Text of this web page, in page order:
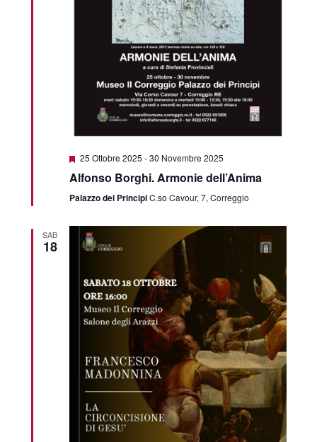
Featured
25 Ottobre 2025 -30 Novembre 2025
Alfonso Borghi. Armonie dell’Anima
Palazzo dei PrincipiC.so Cavour, 7, Correggio
SAB
18